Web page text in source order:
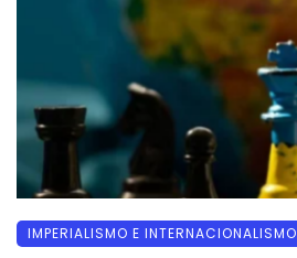
IMPERIALISMO E INTERNACIONALISMO